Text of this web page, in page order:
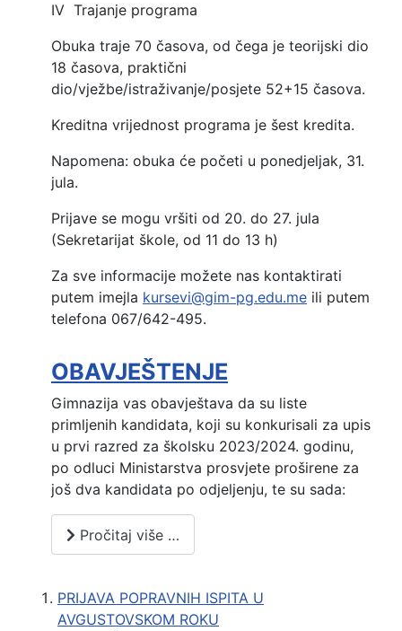
IV Trajanje programa
Obuka traje 70 časova, od čega je teorijski dio
18 časova, praktični
dio/vježbe/istraživanje/posjete 52+15 časova.
Kreditna vrijednost programa je šest kredita.
Napomena: obuka će početi u ponedjeljak, 31.
jula.
Prijave se mogu vršiti od 20. do 27. jula
(Sekretarijat škole, od 11 do 13 h)
Za sve informacije možete nas kontaktirati
putem imejla kursevi@gim-pg.edu.me ili putem
telefona 067/642-495.
OBAVJEŠTENJE
Gimnazija vas obavještava da su liste
primljenih kandidata, koji su konkurisali za upis
u prvi razred za školsku 2023/2024. godinu,
po odluci Ministarstva prosvjete proširene za
još dva kandidata po odjeljenju, te su sada:
Pročitaj više …
PRIJAVA POPRAVNIH ISPITA U
AVGUSTOVSKOM ROKU